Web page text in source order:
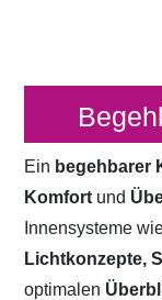
Ein begehbarer
Komfort und
Innensysteme
Lichtkonzepte,
optimalen